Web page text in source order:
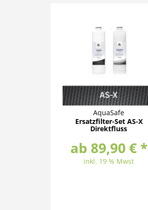
AquaSafe
Ersatzfilter-Set AS-X
Direktfluss
ab 89,90 € *
inkl. 19 % Mwst